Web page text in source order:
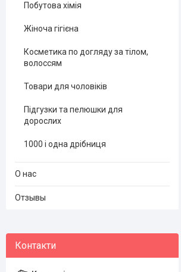
Побутова хімія
Жіноча гігієна
Косметика по догляду за тілом,
волоссям
Товари для чоловіків
Підгузки та пелюшки для
дорослих
1000 і одна дрібниця
О нас
Отзывы